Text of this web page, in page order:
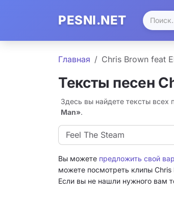
PESNI.NET
Главная Chris Brown feat
Тексты песен
Здесь вы найдете тексты всех
Man».
Feel The Steam
Вы можете предложить свой
можете посмотреть клипы
Если вы не нашли нужного вам